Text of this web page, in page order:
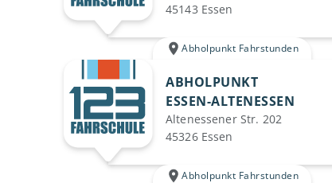
45143 Essen
Abholpunkt Fahrstunden
ABHOLPUNKT
ESSEN-ALTENESSEN
Altenessener Str. 202
45326 Essen
Abholpunkt Fahrstunden